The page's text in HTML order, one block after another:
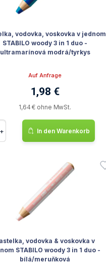
vodovka, voskovka v jednom
STABILO woody 3 in 1 duo -
ultramarínová modrá/tyrkys
Auf Anfrage
1,98 €
1,64 € ohne MwSt.
+ In den Warenkorb
vodovka & voskovka v
STABILO woody 3 in 1 duo -
bílá/meruňková